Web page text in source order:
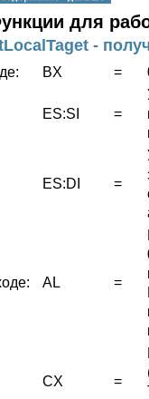
для
-
BX =
ES:SI =
ES:DI =
AL =
CX =